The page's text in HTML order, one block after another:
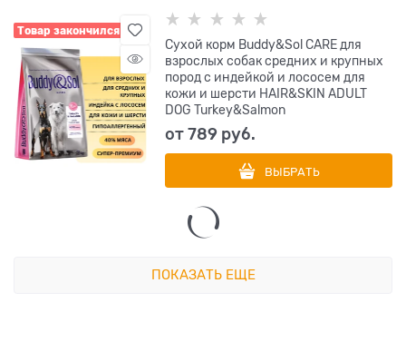
Товар закончился
Сухой корм Buddy&Sol CARE для
взрослых собак средних и крупных
пород с индейкой и лососем для
кожи и шерсти HAIR&SKIN ADULT
DOG Turkey&Salmon
от789 руб.
ВЫБРАТЬ
ПОКАЗАТЬ ЕЩЕ